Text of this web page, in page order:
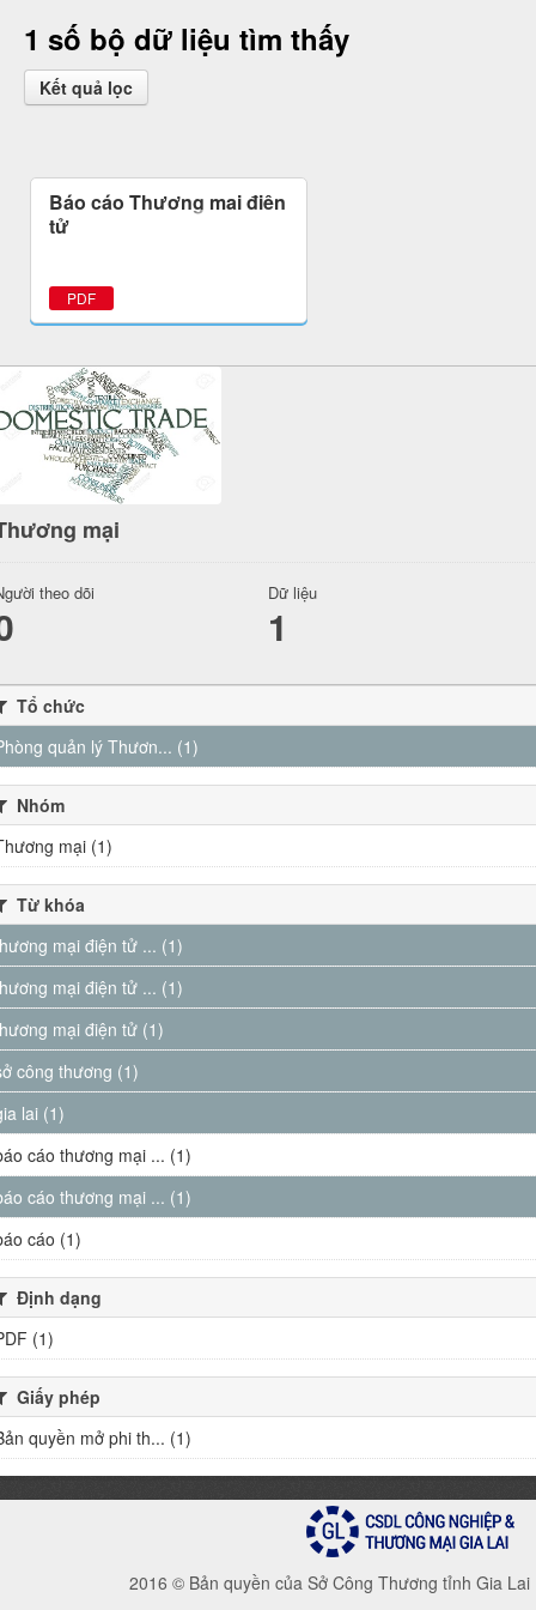
1 số bộ dữ liệu tìm thấy
Kết quả lọc
Báo cáo Thương mại điện
tử
PDF
mại
theo dõi Dữ liệu
1
Tổ chức
quản lý Thươn... (1)
Nhóm
mại (1)
Từ khóa
mại điện tử ... (1)
mại điện tử ... (1)
mại điện tử (1)
công thương (1)
lai (1)
cáo thương mại ... (1)
cáo thương mại ... (1)
cáo (1)
Định dạng
(1)
Giấy phép
quyền mở phi th... (1)
2016 © Bản quyền của Sở Công Thương tỉnh Gia Lai